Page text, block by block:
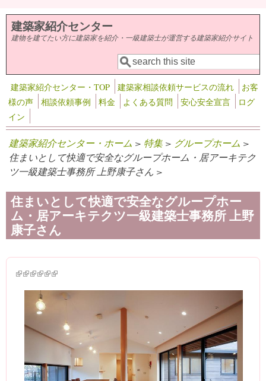
メインコンテンツに移動
建築家紹介センター
建物を建てたい方に建築家を紹介・一級建築士が運営する建築家紹介サイト
検索フォーム
検索
建築家紹介センター・TOP 建築家相談依頼サービスの流れ
お客
様の声
相談依頼事例 料金 よくある質問 安心安全宣言
ログ
イン
建築家紹介センター・ホーム > 特集 > グループホーム >
住まいとして快適で安全なグループホーム・居アーキテク
ツ一級建築士事務所 上野康子さん >
住まいとして快適で安全なグループホー
ム・居アーキテクツ一級建築士事務所 上野
康子さん
(link is external)
(link is external)
(link is external)
(link is external)
(link is external)
(link is external)